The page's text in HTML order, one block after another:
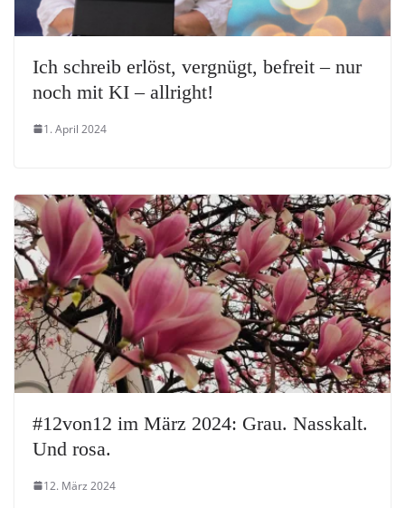
Ich schreib erlöst, vergnügt, befreit – nur
noch mit KI – allright!
1. April 2024
#12von12 im März 2024: Grau. Nasskalt.
Und rosa.
12. März 2024